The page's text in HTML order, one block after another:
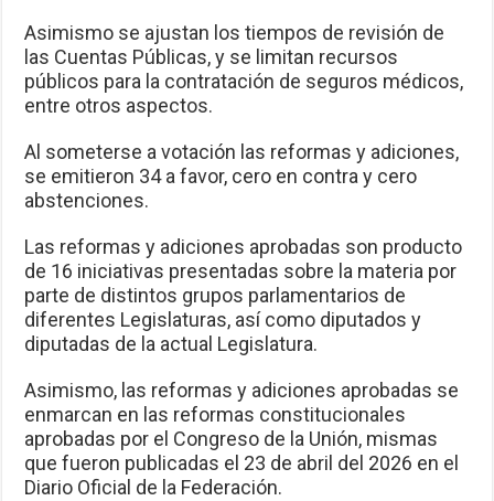
Asimismo se ajustan los tiempos de revisión de
las Cuentas Públicas, y se limitan recursos
públicos para la contratación de seguros médicos,
entre otros aspectos.
Al someterse a votación las reformas y adiciones,
se emitieron 34 a favor, cero en contra y cero
abstenciones.
Las reformas y adiciones aprobadas son producto
de 16 iniciativas presentadas sobre la materia por
parte de distintos grupos parlamentarios de
diferentes Legislaturas, así como diputados y
diputadas de la actual Legislatura.
Asimismo, las reformas y adiciones aprobadas se
enmarcan en las reformas constitucionales
aprobadas por el Congreso de la Unión, mismas
que fueron publicadas el 23 de abril del 2026 en el
Diario Oficial de la Federación.